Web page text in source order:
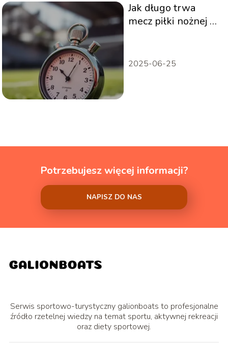
Jak długo trwa
mecz piłki nożnej –
2025-06-25
Potrzebujesz więcej informacji?
NAPISZ DO NAS
Serwis sportowo-turystyczny galionboats to profesjonalne
źródło rzetelnej wiedzy na temat sportu, aktywnej rekreacji
oraz diety sportowej.